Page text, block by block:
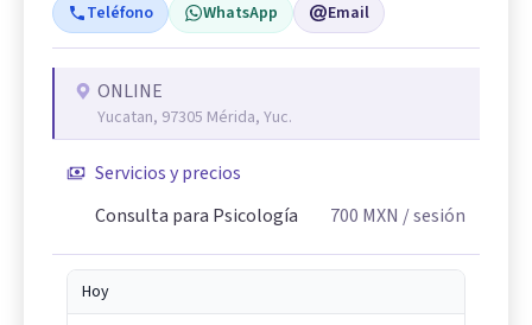
Teléfono WhatsApp Email
ONLINE
Yucatan, 97305 Mérida, Yuc.
Servicios y precios
Consulta para Psicología
700 MXN / sesión
Hoy